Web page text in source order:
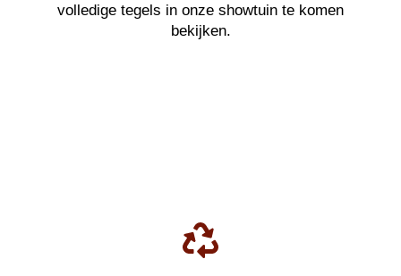
volledige tegels in onze showtuin te komen
bekijken.